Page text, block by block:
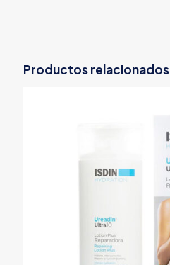
Productos relacionados